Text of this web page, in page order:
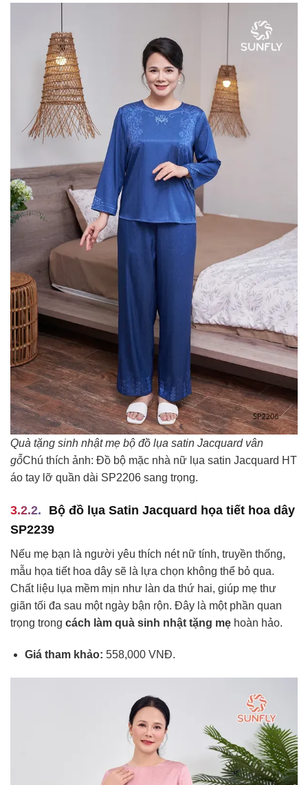
Quà tặng sinh nhật mẹ bộ đồ lụa satin Jacquard vân
gỗChú thích ảnh: Đồ bộ mặc nhà nữ lụa satin Jacquard HT
áo tay lỡ quần dài SP2206 sang trọng.
Bộ đồ lụa Satin Jacquard họa tiết hoa dây
SP2239
Nếu mẹ bạn là người yêu thích nét nữ tính, truyền thống,
mẫu họa tiết hoa dây sẽ là lựa chọn không thể bỏ qua.
Chất liệu lụa mềm mịn như làn da thứ hai, giúp mẹ thư
giãn tối đa sau một ngày bận rộn. Đây là một phần quan
trọng trong cách làm quà sinh nhật tặng mẹ hoàn hảo.
Giá tham khảo: 558,000 VNĐ.